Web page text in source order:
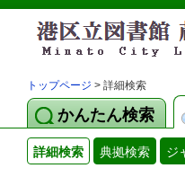
トップページ > 詳細検索
かんたん検索
詳細検索 典拠検索 ジ